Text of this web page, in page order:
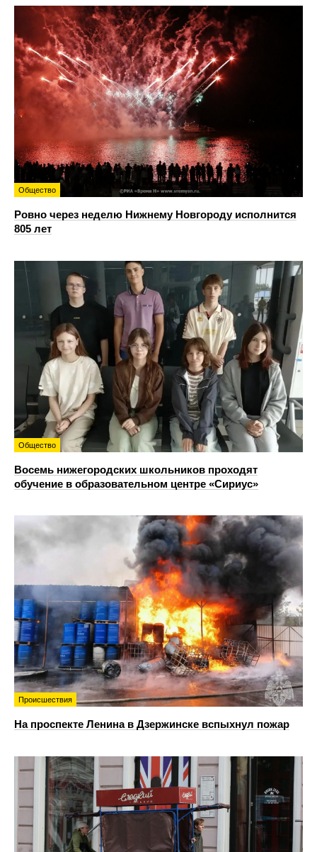
Общество
Ровно через неделю Нижнему Новгороду исполнится
805 лет
Общество
Восемь нижегородских школьников проходят
обучение в образовательном центре «Сириус»
Происшествия
На проспекте Ленина в Дзержинске вспыхнул пожар